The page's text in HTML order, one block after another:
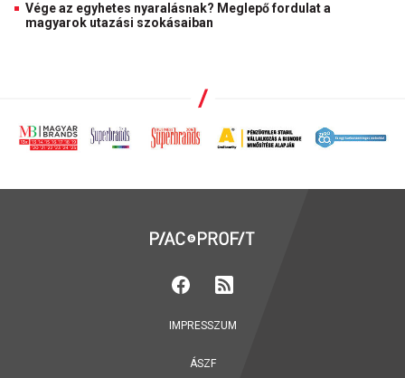
Vége az egyhetes nyaralásnak? Meglepő fordulat a
magyarok utazási szokásaiban
IMPRESSZUM
ÁSZF